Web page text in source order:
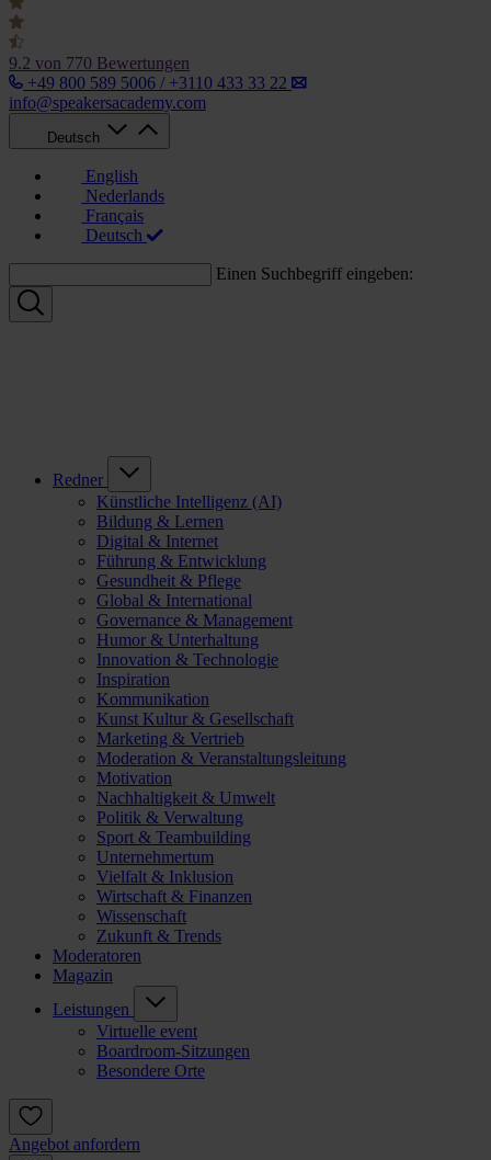
9.2 von 770 Bewertungen
+49 800 589 5006 / +3110 433 33 22
info@speakersacademy.com
Deutsch
English
Nederlands
Français
Deutsch
Einen Suchbegriff eingeben:
Redner
Künstliche Intelligenz (AI)
Bildung & Lernen
Digital & Internet
Führung & Entwicklung
Gesundheit & Pflege
Global & International
Governance & Management
Humor & Unterhaltung
Innovation & Technologie
Inspiration
Kommunikation
Kunst Kultur & Gesellschaft
Marketing & Vertrieb
Moderation & Veranstaltungsleitung
Motivation
Nachhaltigkeit & Umwelt
Politik & Verwaltung
Sport & Teambuilding
Unternehmertum
Vielfalt & Inklusion
Wirtschaft & Finanzen
Wissenschaft
Zukunft & Trends
Moderatoren
Magazin
Leistungen
Virtuelle event
Boardroom-Sitzungen
Besondere Orte
Angebot anfordern